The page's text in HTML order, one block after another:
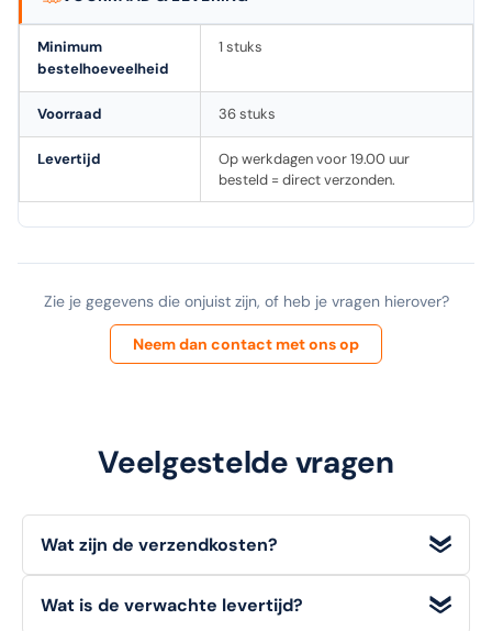
Minimum
bestelhoeveelheid
1 stuks
Voorraad 36 stuks
Levertijd
Op werkdagen voor 19.00 uur
besteld = direct verzonden.
Zie je gegevens die onjuist zijn, of heb je vragen hierover?
Neem dan contact met ons op
Veelgestelde vragen
Wat zijn de verzendkosten?
orderwaardevanaf €100 (excl. BTW)
. Voor bestellingen
Wat is de verwachte levertijd?